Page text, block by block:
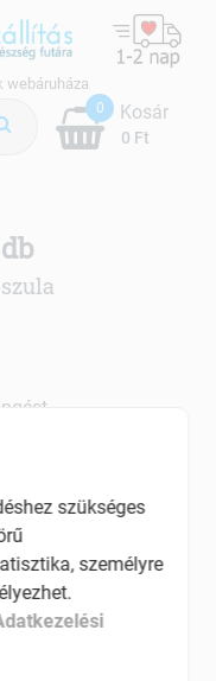
webáruháza
0
0 Ft
Kosár
szükséges
személyre